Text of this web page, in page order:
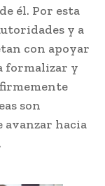
él. Por esta
y a
con apoyar
formalizar y
son
avanzar hacia